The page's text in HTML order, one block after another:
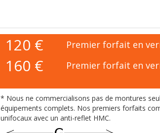
120 € Premier forfait en
160 € Premier forfait en
* Nous ne commercialisons pas de montures
équipements complets. Nos premiers forfaits
unifocaux avec un anti-reflet HMC.